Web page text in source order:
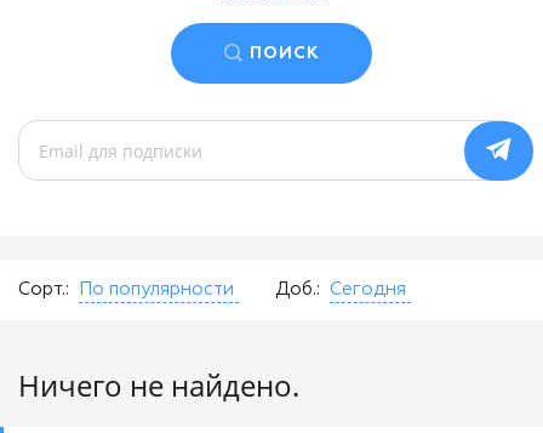
ПОИСК
Сорт.: По популярности Доб.: Сегодня
Ничего не найдено.